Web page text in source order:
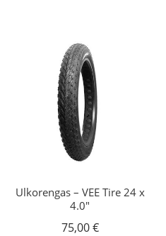
Ulkorengas – VEE Tire 24 x
4.0″
75,00€